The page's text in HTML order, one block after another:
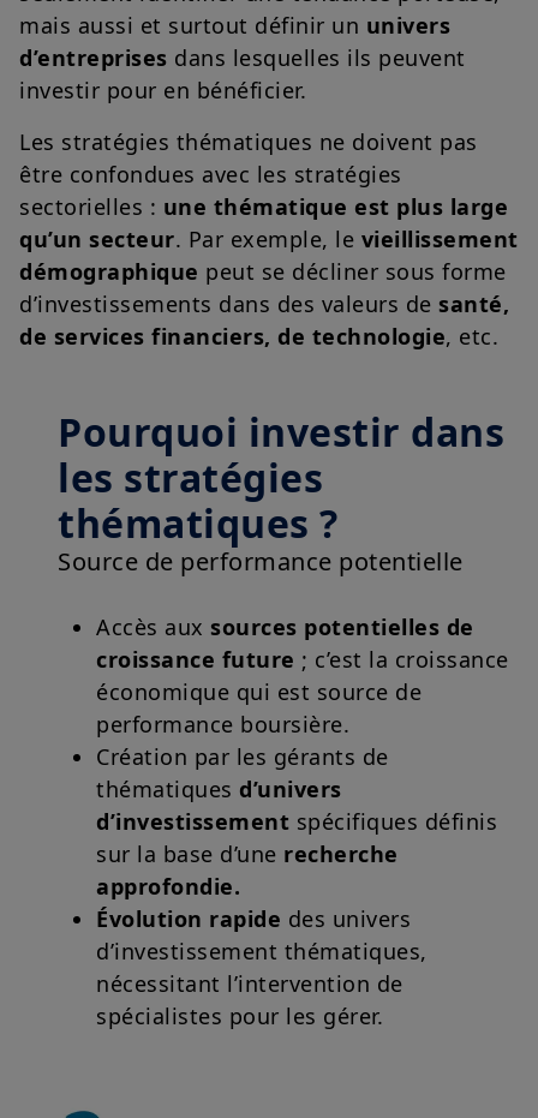
mais aussi et surtout définir un univers
d’entreprises dans lesquelles ils peuvent
investir pour en bénéficier.
Les stratégies thématiques ne doivent pas
être confondues avec les stratégies
sectorielles : une thématique est plus large
qu’un secteur. Par exemple, le vieillissement
démographique peut se décliner sous forme
d’investissements dans des valeurs de santé,
de services financiers, de technologie, etc.
Pourquoi investir dans
les stratégies
thématiques ?
Source de performance potentielle
Accès aux sources potentielles de
croissance future ; c’est la croissance
économique qui est source de
performance boursière.
Création par les gérants de
thématiques d’univers
d’investissement spécifiques définis
sur la base d’une recherche
approfondie.
Évolution rapide des univers
d’investissement thématiques,
nécessitant l’intervention de
spécialistes pour les gérer.